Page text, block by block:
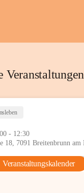
Veranstaltungen
- 12:30
Veranstaltungskalender